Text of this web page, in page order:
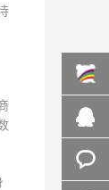
百度商
在线咨